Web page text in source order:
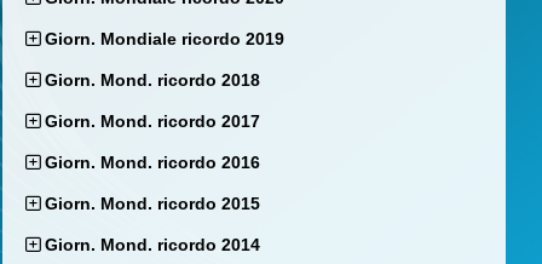
Giorn. Mondiale ricordo 2019
Giorn. Mond. ricordo 2018
Giorn. Mond. ricordo 2017
Giorn. Mond. ricordo 2016
Giorn. Mond. ricordo 2015
Giorn. Mond. ricordo 2014